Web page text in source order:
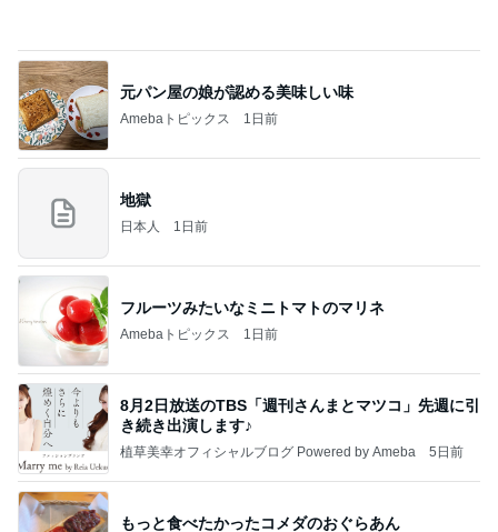
元パン屋の娘が認める美味しい味
Amebaトピックス 1日前
地獄
日本人 1日前
フルーツみたいなミニトマトのマリネ
Amebaトピックス 1日前
8月2日放送のTBS「週刊さんまとマツコ」先週に引
き続き出演します♪
植草美幸オフィシャルブログ Powered by Ameba 5日前
もっと食べたかったコメダのおぐらあん